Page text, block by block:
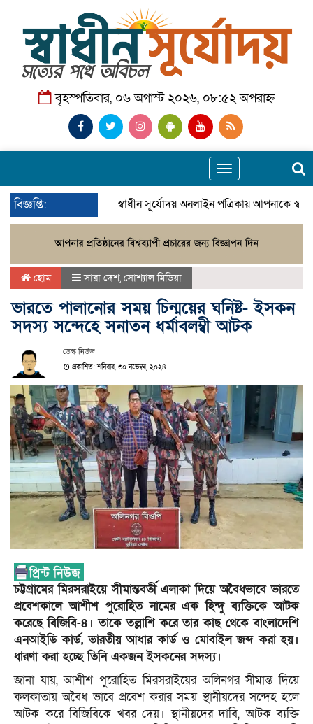
বৃহস্পতিবার, ০৬ অগাস্ট ২০২৬, ০৮:৫২ অপরাহ্ন
Toggle
navigation
বিজ্ঞপ্তি: স্বাধীন সূর্যোদয় অনলাইন পত্রিকায় আপনাকে
হোম সারা দেশ, সোশ্যাল মিডিয়া
ভারতে পালানোর সময় চিন্ময়ের ঘনিষ্ট- ইসকন
সদস্য সন্দেহে সনাতন ধর্মাবলম্বী আটক
ডেস্ক নিউজ
প্রকাশিত: শনিবার, ৩০ নভেম্বর, ২০২৪
চট্টগ্রামের মিরসরাইয়ে সীমান্তবর্তী এলাকা দিয়ে অবৈধভাবে ভারতে
প্রবেশকালে আশীশ পুরোহিত নামের এক হিন্দু ব্যক্তিকে আটক
করেছে বিজিবি-৪। তাকে তল্লাশি করে তার কাছ থেকে বাংলাদেশি
এনআইডি কার্ড, ভারতীয় আধার কার্ড ও মোবাইল জব্দ করা হয়।
ধারণা করা হচ্ছে তিনি একজন ইসকনের সদস্য।
জানা যায়, আশীশ পুরোহিত মিরসরাইয়ের অলিনগর সীমান্ত দিয়ে
কলকাতায় অবৈধ ভাবে প্রবেশ করার সময় স্থানীয়দের সন্দেহ হলে
আটক করে বিজিবিকে খবর দেয়। স্থানীয়দের দাবি, আটক ব্যক্তি